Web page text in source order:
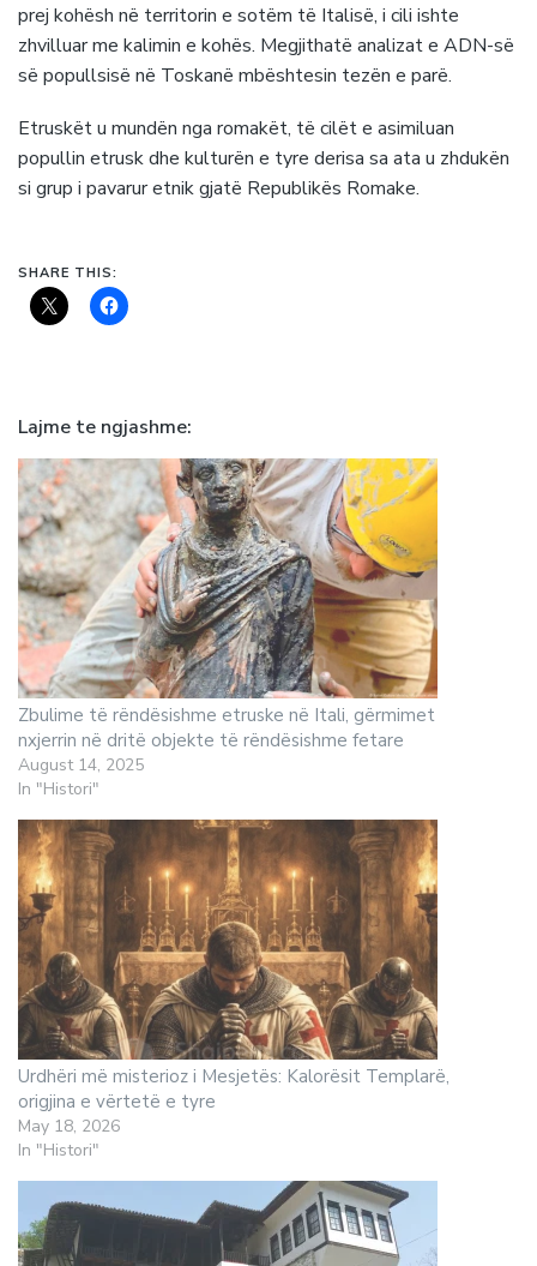
prej kohёsh nё territorin e sotёm tё Italisё, i cili ishte
zhvilluar me kalimin e kohёs. Megjithatё analizat e ADN-sё
sё popullsisё nё Toskanё mbёshtesin tezёn e parё.
Etruskët u mundën nga romakët, të cilët e asimiluan
popullin etrusk dhe kulturën e tyre derisa sa ata u zhdukën
si grup i pavarur etnik gjatë Republikës Romake.
SHARE THIS:
Lajme te ngjashme
Zbulime të rëndësishme etruske në Itali, gërmimet
nxjerrin në dritë objekte të rëndësishme fetare
August 14, 2025
In "Histori"
Urdhëri më misterioz i Mesjetës: Kalorësit Templarë,
origjina e vërtetë e tyre
May 18, 2026
In "Histori"